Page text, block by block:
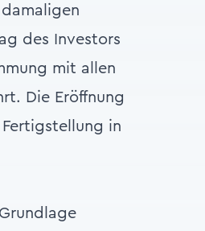
des Investors
mit allen
Die Eröffnung
in